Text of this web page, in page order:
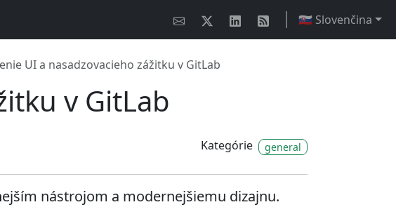
🇸🇰 Slovenčina
UI a nasadzovacieho zážitku v GitLab
v GitLab
Kategórie general
nástrojom a modernejšiemu dizajnu.